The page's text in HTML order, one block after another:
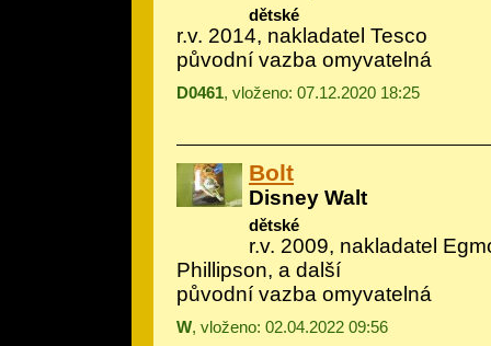
dětské
r.v. 2014, nakladatel Tesco
původní vazba omyvatelná
D0461, vloženo: 07.12.2020 18:25
Bolt
Disney Walt
dětské
r.v. 2009, nakladatel
Phillipson, a další
původní vazba omyvatelná
W, vloženo: 02.04.2022 09:56